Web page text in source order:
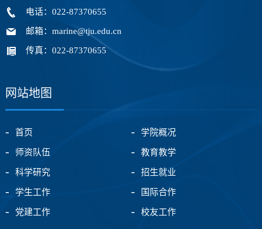
电话：022-87370655
邮箱：marine@tju.edu.cn
传真：022-87370655
网站地图
首页 学院概况
师资队伍 教育教学
科学研究 招生就业
学生工作 国际合作
党建工作 校友工作